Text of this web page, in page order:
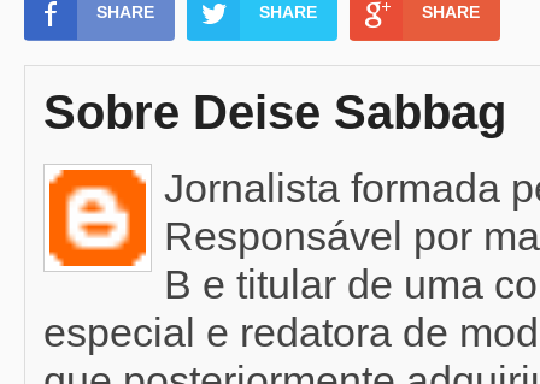
SHARE SHARE SHARE
Sobre Deise Sabbag
Jornalista formada
Responsável por
B e titular de uma
especial e redatora de